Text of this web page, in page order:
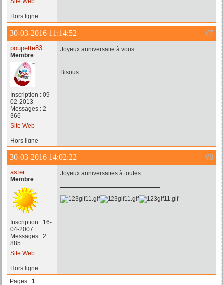
Site Web
Hors ligne
#7
30-03-2016 11:14:52
poupette83
Membre
Inscription : 09-
02-2013
Messages : 2
366
Site Web
Joyeux anniversaire à vous
Bisous
Hors ligne
#8
30-03-2016 14:02:22
aster
Membre
Inscription : 16-
04-2007
Messages : 2
885
Site Web
Joyeux anniversaires à toutes
Hors ligne
Pages : 1